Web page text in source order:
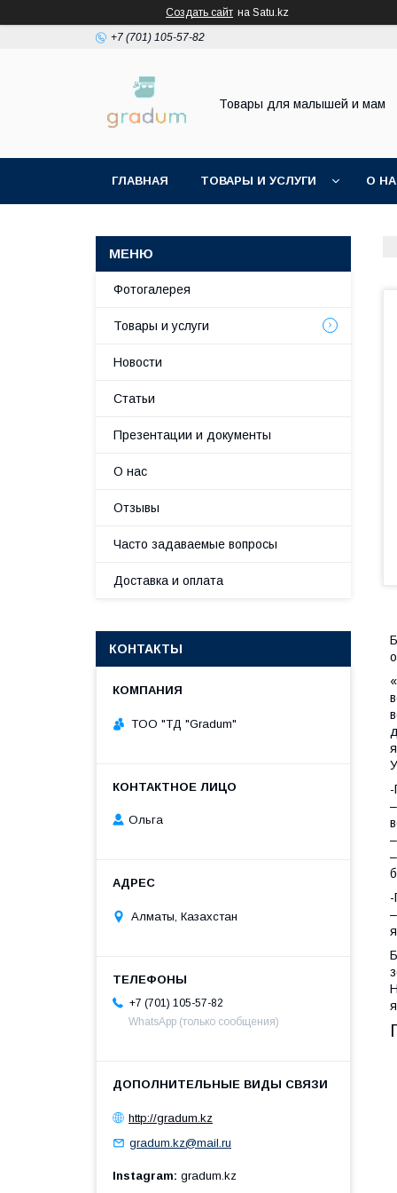
Создать сайт на Satu.kz
+7 (701) 105-57-82
Товары для малышей и мам
ГЛАВНАЯ ТОВАРЫ И УСЛУГИ О
-
-
Фотогалерея
Товары и услуги
Новости
Статьи
Презентации и документы
О нас
Отзывы
Часто задаваемые вопросы
Доставка и оплата
КОНТАКТЫ
TOO "ТД "Gradum"
Ольга
Алматы, Казахстан
+7 (701) 105-57-82
WhatsApp (только сообщения)
http://gradum.kz
gradum.kz@mail.ru
Instagram gradum.kz